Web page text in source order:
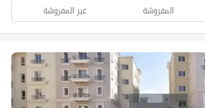
المفروشة غير المفروشة